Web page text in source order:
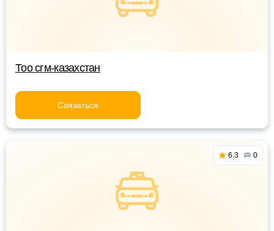
Тоо сгм-казахстан
Связаться
6.3 0